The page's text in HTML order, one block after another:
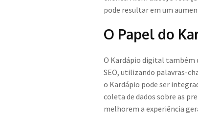
pode resultar em um
O Papel do
O Kardápio digital também
SEO, utilizando palavras-
o Kardápio pode ser
coleta de dados sobre as
melhorem a experiência